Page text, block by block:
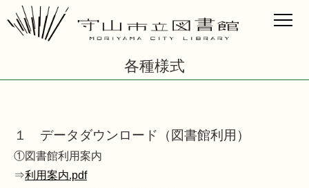
各種様式
１ データダウンロード（図書館利用）
①図書館利用案内
⇒利用案内.pdf